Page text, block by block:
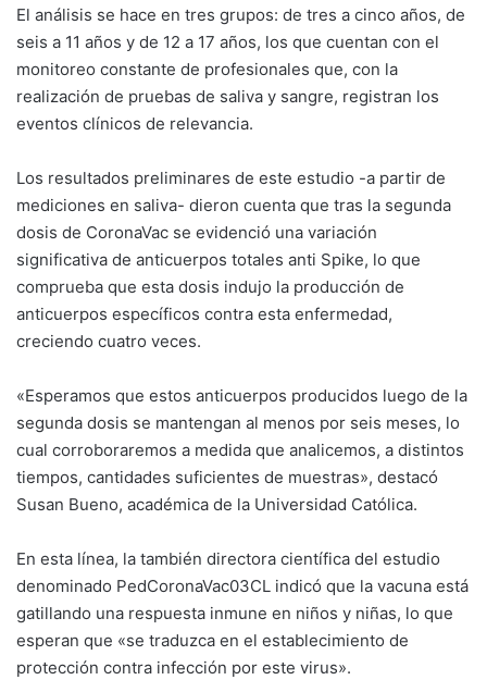
El análisis se hace en tres grupos: de tres a cinco años, de
seis a 11 años y de 12 a 17 años, los que cuentan con el
monitoreo constante de profesionales que, con la
realización de pruebas de saliva y sangre, registran los
eventos clínicos de relevancia.
Los resultados preliminares de este estudio -a partir de
mediciones en saliva- dieron cuenta que tras la segunda
dosis de CoronaVac se evidenció una variación
significativa de anticuerpos totales anti Spike, lo que
comprueba que esta dosis indujo la producción de
anticuerpos específicos contra esta enfermedad,
creciendo cuatro veces.
«Esperamos que estos anticuerpos producidos luego de la
segunda dosis se mantengan al menos por seis meses, lo
cual corroboraremos a medida que analicemos, a distintos
tiempos, cantidades suficientes de muestras», destacó
Susan Bueno, académica de la Universidad Católica.
En esta línea, la también directora científica del estudio
denominado PedCoronaVac03CL indicó que la vacuna está
gatillando una respuesta inmune en niños y niñas, lo que
esperan que «se traduzca en el establecimiento de
protección contra infección por este virus».